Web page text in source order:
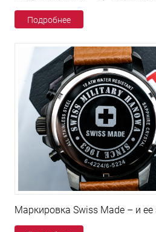
Подробнее
Маркировка Swiss Made – и ее